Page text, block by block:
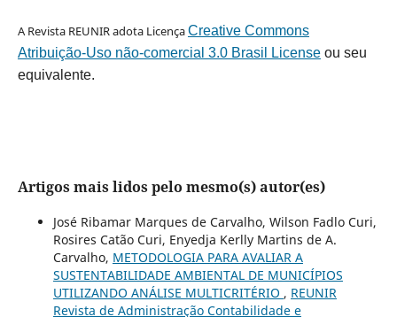
A Revista REUNIR adota LicençaCreative Commons
Atribuição-Uso não-comercial 3.0 Brasil Licenseou seu
equivalente.
Artigos mais lidos pelo mesmo(s) autor(es)
José Ribamar Marques de Carvalho, Wilson Fadlo Curi,
Rosires Catão Curi, Enyedja Kerlly Martins de A.
Carvalho, METODOLOGIA PARA AVALIAR A
SUSTENTABILIDADE AMBIENTAL DE MUNICÍPIOS
UTILIZANDO ANÁLISE MULTICRITÉRIO , REUNIR
Revista de Administração Contabilidade e